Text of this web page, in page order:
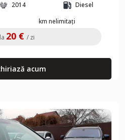
2014
Diesel
km nelimitați
20 € / zi
acum